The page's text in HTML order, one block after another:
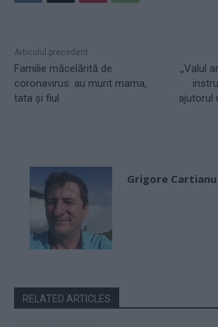
Articolul precedent
Familie măcelărită de
coronavirus: au murit mama,
tata și fiul
„Valul
ajutorul
Grigore Cartianu
RELATED ARTICLES